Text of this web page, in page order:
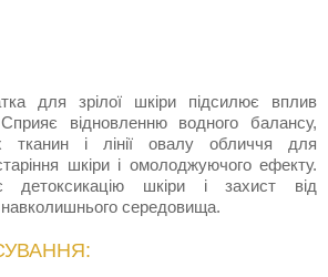
для зрілої шкіри підсилює вплив
відновленню водного балансу,
тканин і лінії овалу обличчя для
шкіри і омолоджуючого ефекту.
детоксикацію шкіри і захист від
навколишнього середовища.